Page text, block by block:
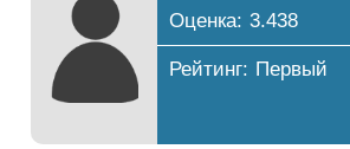
Оценка: 3.438
Рейтинг: Первый